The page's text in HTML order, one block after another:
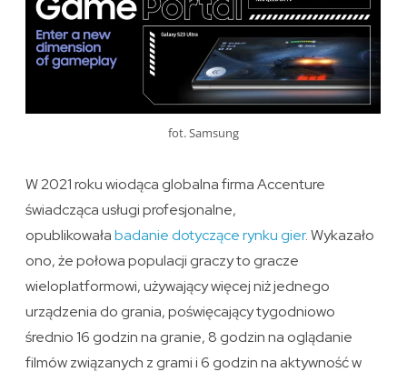
fot. Samsung
W 2021 roku wiodąca globalna firma Accenture
świadcząca usługi profesjonalne,
opublikowałabadanie dotyczące rynku gier. Wykazało
ono, że połowa populacji graczy to gracze
wieloplatformowi, używający więcej niż jednego
urządzenia do grania, poświęcający tygodniowo
średnio 16 godzin na granie, 8 godzin na oglądanie
filmów związanych z grami i 6 godzin na aktywność w